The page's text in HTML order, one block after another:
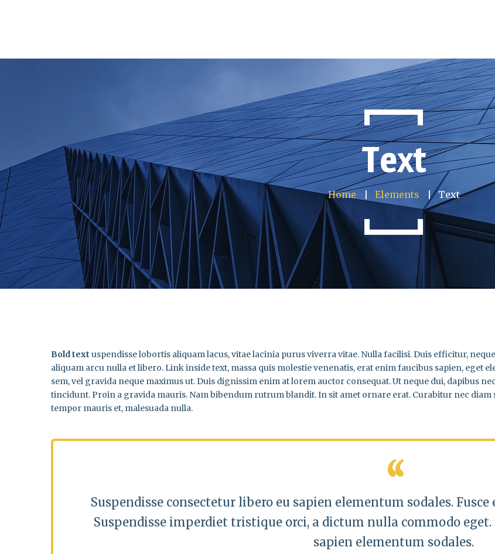
Projekte të përfunduara Kontakt
Text
Home Elements Text
Bold text uspendisse lobortis aliquam lacus, vitae lacinia purus viverra vitae. Nulla facilisi. Duis efficitur,
aliquam arcu nulla et libero. Link inside text, massa quis molestie venenatis, erat enim faucibus sapien, eget
sem, vel gravida neque maximus ut. Duis dignissim enim at lorem auctor consequat. Ut neque dui, dapibus
tincidunt. Proin a gravida mauris. Nam bibendum rutrum blandit. In sit amet ornare erat. Curabitur nec diam
tempor mauris et, malesuada nulla.
Suspendisse consectetur libero eu sapien elementum sodales.
Suspendisse imperdiet tristique orci, a dictum nulla commodo eget.
sapien elementum sodales.